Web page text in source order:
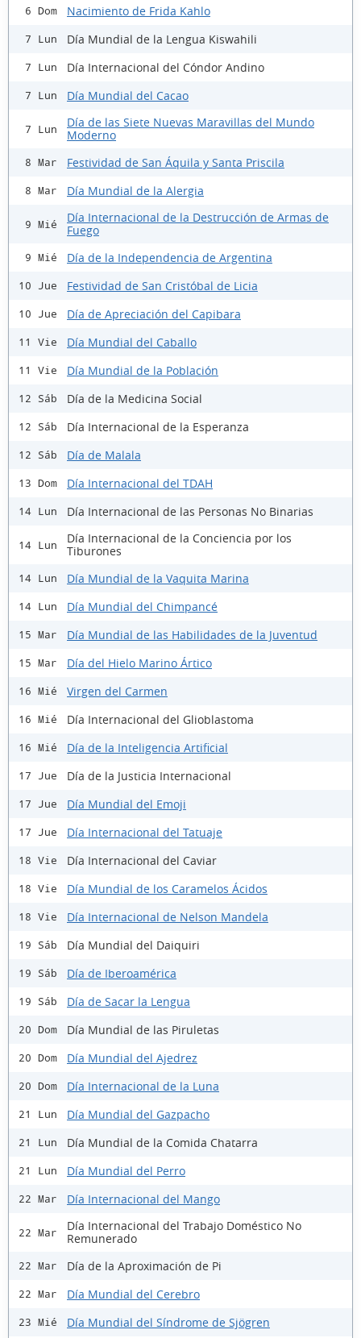
6 Dom Nacimiento de Frida Kahlo
7 Lun Día Mundial de la Lengua Kiswahili
7 Lun Día Internacional del Cóndor Andino
7 Lun Día Mundial del Cacao
7 Lun
Día de las Siete Nuevas Maravillas del Mundo
Moderno
8 Mar Festividad de San Áquila y Santa Priscila
8 Mar Día Mundial de la Alergia
9 Mié
Día Internacional de la Destrucción de Armas de
Fuego
9 Mié Día de la Independencia de Argentina
10 Jue Festividad de San Cristóbal de Licia
10 Jue Día de Apreciación del Capibara
11 Vie Día Mundial del Caballo
11 Vie Día Mundial de la Población
12 Sáb Día de la Medicina Social
12 Sáb Día Internacional de la Esperanza
12 Sáb Día de Malala
13 Dom Día Internacional del TDAH
14 Lun Día Internacional de las Personas No Binarias
14 Lun
Día Internacional de la Conciencia por los
Tiburones
14 Lun Día Mundial de la Vaquita Marina
14 Lun Día Mundial del Chimpancé
15 Mar Día Mundial de las Habilidades de la Juventud
15 Mar Día del Hielo Marino Ártico
16 Mié Virgen del Carmen
16 Mié Día Internacional del Glioblastoma
16 Mié Día de la Inteligencia Artificial
17 Jue Día de la Justicia Internacional
17 Jue Día Mundial del Emoji
17 Jue Día Internacional del Tatuaje
18 Vie Día Internacional del Caviar
18 Vie Día Mundial de los Caramelos Ácidos
18 Vie Día Internacional de Nelson Mandela
19 Sáb Día Mundial del Daiquiri
19 Sáb Día de Iberoamérica
19 Sáb Día de Sacar la Lengua
20 Dom Día Mundial de las Piruletas
20 Dom Día Mundial del Ajedrez
20 Dom Día Internacional de la Luna
21 Lun Día Mundial del Gazpacho
21 Lun Día Mundial de la Comida Chatarra
21 Lun Día Mundial del Perro
22 Mar Día Internacional del Mango
22 Mar
Día Internacional del Trabajo Doméstico No
Remunerado
22 Mar Día de la Aproximación de Pi
22 Mar Día Mundial del Cerebro
23 Mié Día Mundial del Síndrome de Sjögren